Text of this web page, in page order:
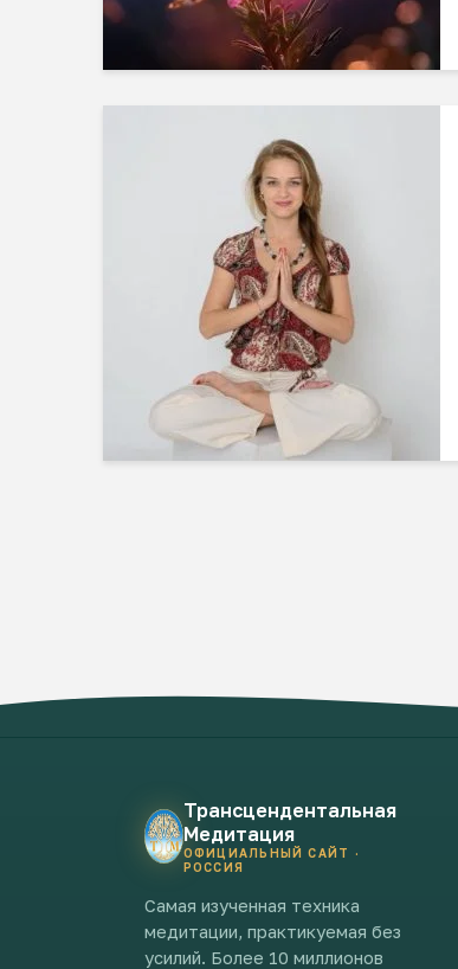
Трансцендентальная
Медитация
ОФИЦИАЛЬНЫЙ САЙТ ·
РОССИЯ
Самая изученная техника
медитации, практикуемая без
усилий. Более 10 миллионов